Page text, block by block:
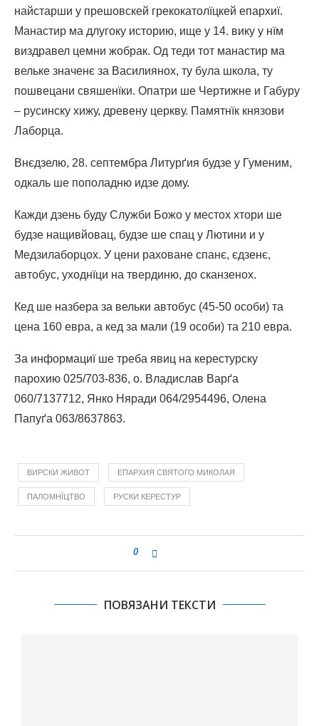
найстарши у прешовскей грекокатолїцкей епархиї.
Манастир ма длугоку историю, ище у 14. вику у нїм
виздравел цемни жобрак. Од теди тот манастир ма
вельке значенє за Василиянох, ту була школа, ту
пошвецани свяшенїки. Опатри ше Чертижне и Габуру
– русинску хижу, древену церкву. Памятнїк князови
Лаборца.
Внєдзелю, 28. септембра Литурґия будзе у Гуменим,
одкаль ше пополадню идзе дому.
Кажди дзень буду Служби Божо у местох хтори ше
будзе нащивйовац, будзе ше спац у Лютини и у
Медзилаборцох. У цени раховане спанє, єдзенє,
автобус, уходнїци на твердиню, до сканзенох.
Кед ше назбера за вельки автобус (45-50 особи) та
цена 160 евра, а кед за мали (19 особи) та 210 евра.
За информациї ше треба явиц на керестурску
парохию 025/703-836, о. Владислав Варґа
060/7137712, Янко Няради 064/2954496, Олена
Папуґа 063/8637863.
ВИРСКИ ЖИВОТ ЕПАРХИЯ СВЯТОГО МИКОЛАЯ
ПАЛОМНЇЦТВО РУСКИ КЕРЕСТУР
0
ПОВЯЗАНИ ТЕКСТИ